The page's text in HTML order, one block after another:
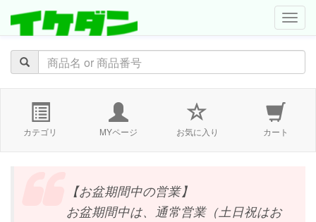
カテゴリ MYページ お気に入り カート
【お盆期間中の営業】
お盆期間中は、通常営業（土日祝はお